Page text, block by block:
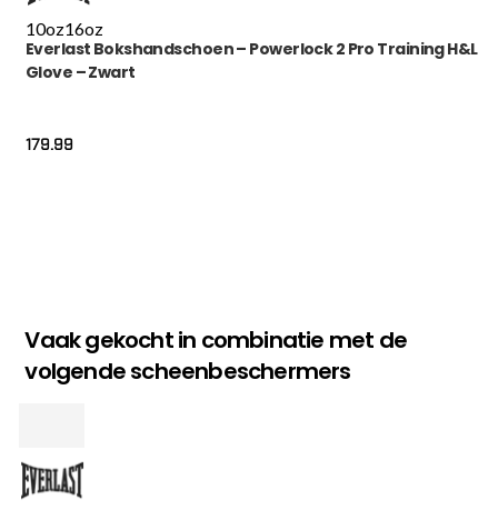
10oz16oz
Everlast Bokshandschoen – Powerlock 2 Pro Training H&L
Glove – Zwart
179.99
Vaak gekocht in combinatie met de
volgende scheenbeschermers